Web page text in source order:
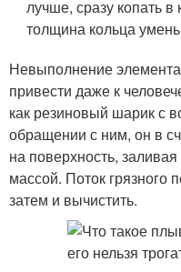
лучше, сразу копать в
толщина кольца
Невыполнение
привести даже к
как резиновый шарик с
обращении с ним, он в
на поверхность,
массой. Поток грязного
затем и вычистить.